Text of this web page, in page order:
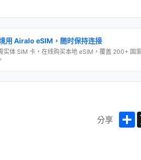
用 Airalo eSIM，随时保持连接
实体 SIM 卡，在线购买本地 eSIM，覆盖 200+ 国
分享